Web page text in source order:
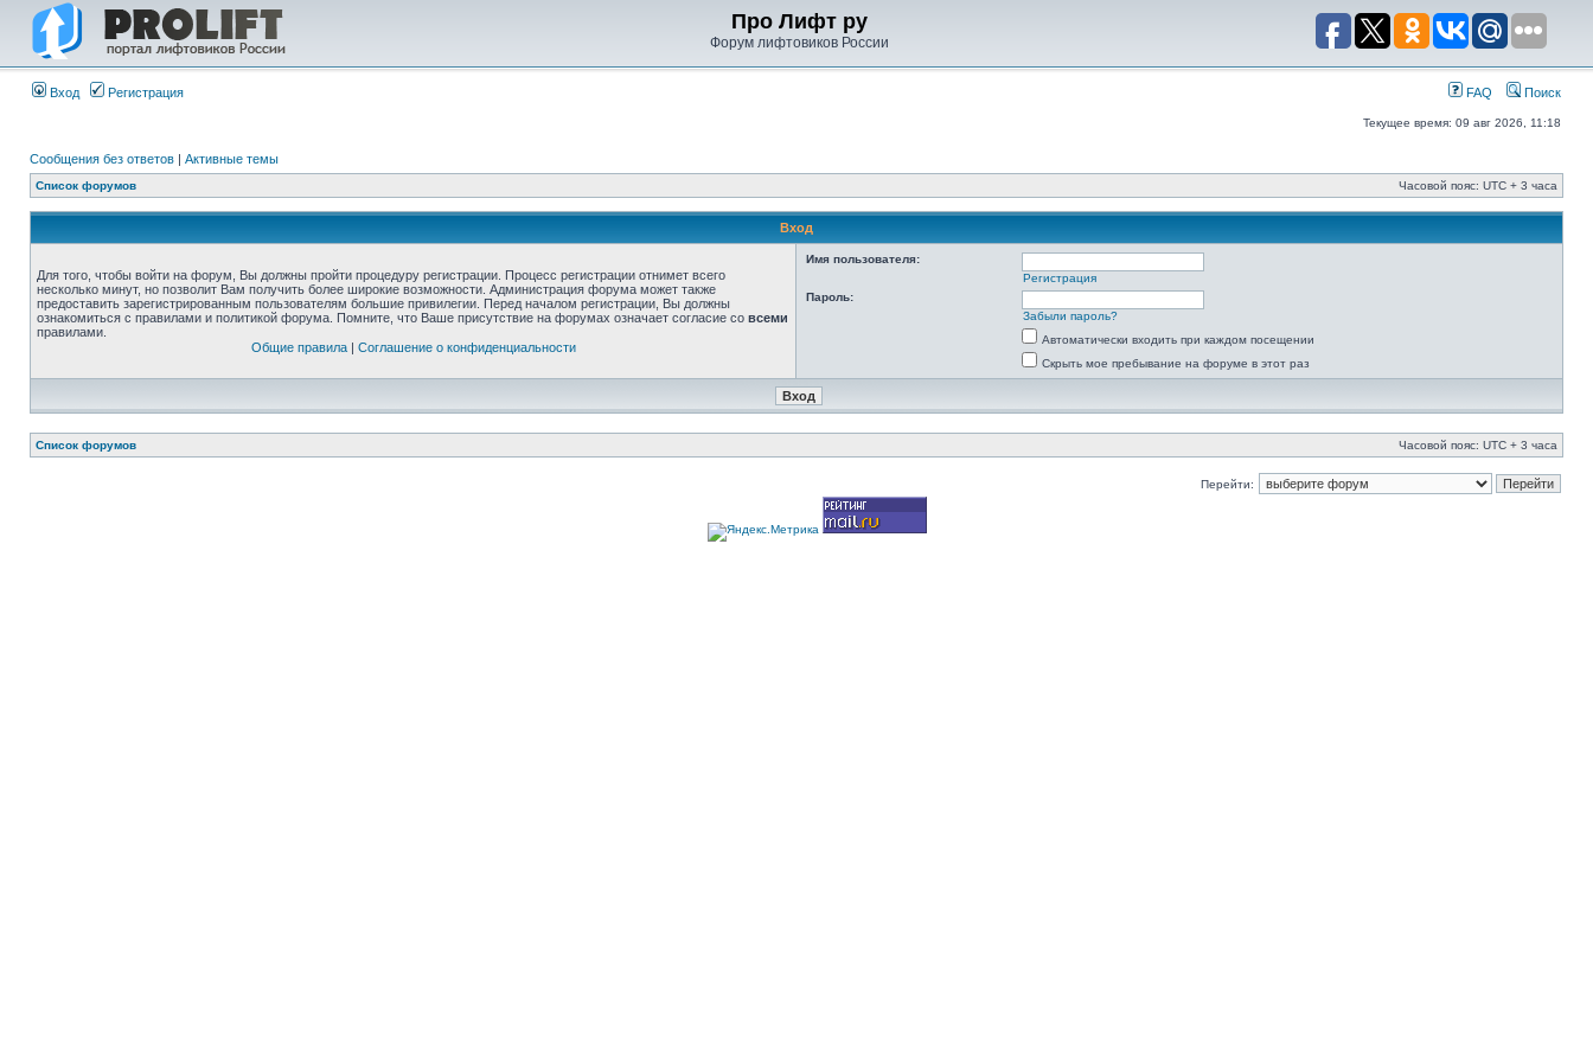
Про Лифт ру
Форум лифтовиков России
Вход Регистрация FAQ Поиск
Текущее время: 09 авг 2026, 11:18
Сообщения без ответов | Активные темы
Список форумов Часовой пояс: UTC + 3 часа
Вход
Для того, чтобы войти на форум, Вы должны пройти процедуру регистрации. Процесс регистрации отнимет всего
несколько минут, но позволит Вам получить более широкие возможности. Администрация форума может также
предоставить зарегистрированным пользователям большие привилегии. Перед началом регистрации, Вы должны
ознакомиться с правилами и политикой форума. Помните, что Ваше присутствие на форумах означает согласие со всеми
правилами.
Общие правила| Соглашение о конфиденциальности
Имя пользователя:
Регистрация
Пароль:
Забыли пароль?
Автоматически входить при каждом посещении
Скрыть мое пребывание на форуме в этот раз
Список форумов Часовой пояс: UTC + 3 часа
Перейти: